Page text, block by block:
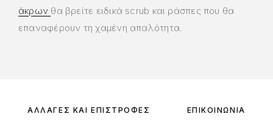
άκρων θα βρείτε ειδικά scrub και ράσπες που θα
επαναφέρουν τη χαμένη απαλότητα.
ΑΛΛΑΓΈΣ ΚΑΙ ΕΠΙΣΤΡΟΦΈΣ ΕΠΙΚΟΙΝΩΝΊΑ